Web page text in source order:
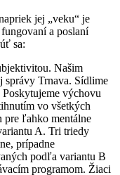
jej „veku“ je
a poslaní
sa:
Našim
správy Trnava. Sídlime
výchovu
vo všetkých
pre ľahko mentálne
A. Tri triedy
prípadne
podľa variantu B
programom. Žiaci